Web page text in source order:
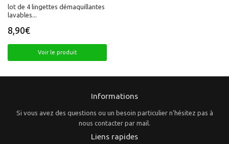
lot de 4 lingettes démaquillantes
lavables...
Prix
8,90€
Voir le produit
Informations
Si vous avez des questions ou un besoin particulier n'hésitez pas à
nous contacter par mail.
Liens rapides